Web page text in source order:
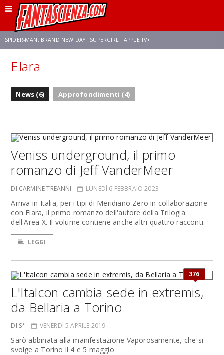
SPIDER-MAN: BRAND NEW DAY SUPERGIRL APPLE TV+
FRANCO RICCIARDIELLO
Elara
News (6) Approfondimenti (4)
Veniss underground, il primo
romanzo di Jeff VanderMeer
DI CARMINE TREANNI LUNEDÌ 6 FEBBRAIO 2023
Arriva in Italia, per i tipi di Meridiano Zero in collaborazione
con Elara, il primo romanzo dell'autore della Trilogia
dell'Area X. Il volume contiene anche altri quattro racconti.
LEGGI
376
L'Italcon cambia sede in extremis,
da Bellaria a Torino
DI S* VENERDÌ 5 APRILE 2019
Sarò abbinata alla manifestazione Vaporosamente, che si
svolge a Torino il 4 e 5 maggio